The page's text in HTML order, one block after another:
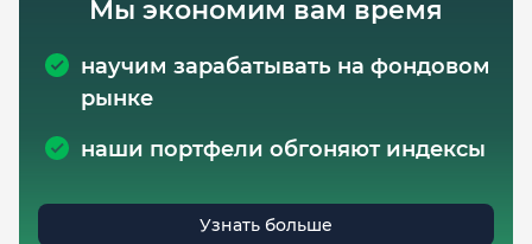
Мы экономим вам время
научим зарабатывать на фондовом
рынке
наши портфели обгоняют индексы
Узнать больше